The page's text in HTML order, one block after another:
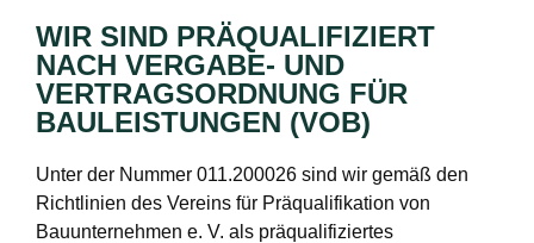
WIR SIND PRÄQUALIFIZIERT
NACH VERGABE- UND
VERTRAGSORDNUNG FÜR
BAULEISTUNGEN (VOB)
Unter der Nummer 011.200026 sind wir gemäß den
Richtlinien des Vereins für Präqualifikation von
Bauunternehmen e. V. als präqualifiziertes